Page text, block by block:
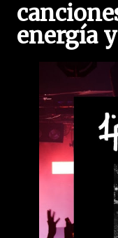
energía